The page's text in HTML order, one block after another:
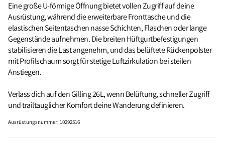
Eine große U‑förmige Öffnung bietet vollen Zugriff auf deine
Ausrüstung, während die erweiterbare Fronttasche und die
elastischen Seitentaschen nasse Schichten, Flaschen oder lange
Gegenstände aufnehmen. Die breiten Hüftgurtbefestigungen
stabilisieren die Last angenehm, und das belüftete Rückenpolster
mit Profil­schaum sorgt für stetige Luftzirkulation bei steilen
Anstiegen.
Verlass dich auf den Gilling 26L, wenn Belüftung, schneller Zugriff
und trailtauglicher Komfort deine Wanderung definieren.
Ausrüstungsnummer:10292516